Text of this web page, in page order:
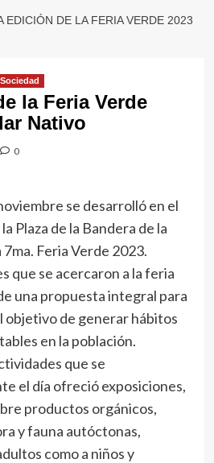
EDICIÓN DE LA FERIA VERDE 2023
Sociedad
la Feria Verde
Nativo
0
se desarrolló en el
Plaza de la Bandera de la
Feria Verde 2023.
que se acercaron a la feria
una propuesta integral para
objetivo de generar hábitos
en la población.
que se
el día ofreció exposiciones,
productos orgánicos,
y fauna autóctonas,
como a niños y